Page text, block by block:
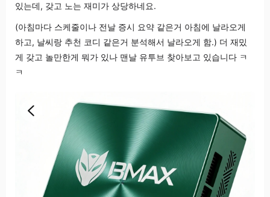
있는데, 갖고 노는 재미가 상당하네요.
(아침마다 스케줄이나 전날 증시 요약 같은거 아침에 날라오게
하고, 날씨랑 추천 코디 같은거 분석해서 날라오게 함.) 더 재밌
게 갖고 놀만한게 뭐가 있나 맨날 유투브 찾아보고 있습니다 ㅋ
ㅋ